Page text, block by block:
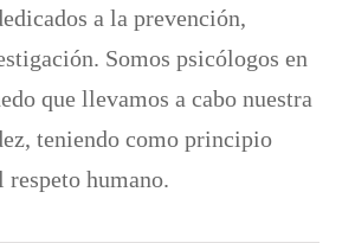
a la prevención,
Somos psicólogos en
que llevamos a cabo nuestra
teniendo como principio
humano.